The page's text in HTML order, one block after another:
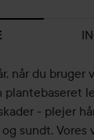
når du bruger
- plejer
sundt. Vores